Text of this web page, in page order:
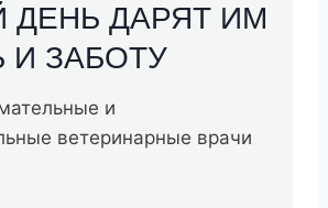
ДЕНЬ ДАРЯТ ИМ
ЗАБОТУ
и
ветеринарные врачи